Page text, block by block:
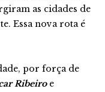
as cidades de
Essa nova rota é
por força de
Ribeiro e